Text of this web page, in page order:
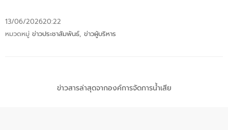
13/06/202620:22
หมวดหมู่ ข่าวประชาสัมพันธ์, ข่าวผู้บริหาร
ข่าวสารล่าสุดจากองค์การจัดการน้ำเสีย